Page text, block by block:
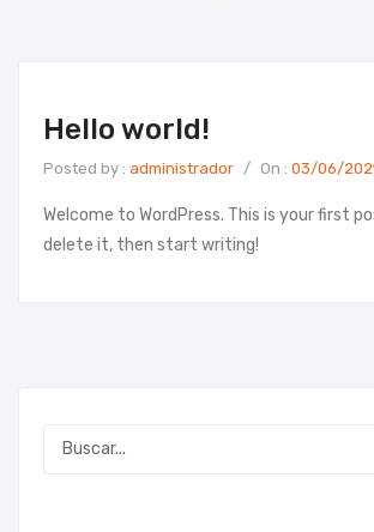
Hello world!
Posted by : administrador / On : 03/06/
Welcome to WordPress. This is your first
delete it, then start writing!